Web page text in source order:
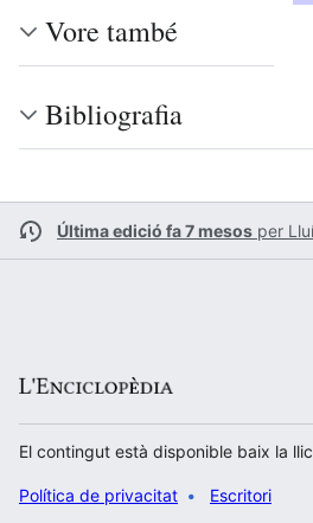
Vore també
Bibliografia
Última edició fa 7 mesos per
El contingut està disponible baix la
Política de privacitat Escritori